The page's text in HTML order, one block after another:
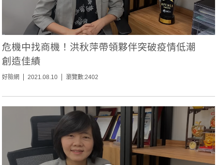
危機中找商機！洪秋萍帶領夥伴突破疫情低潮
創造佳績
好險網 2021.08.10 瀏覽數:2402